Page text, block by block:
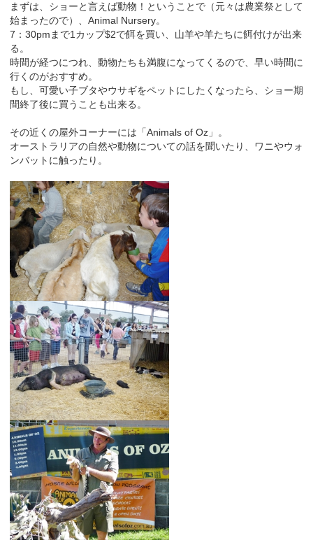
まずは、ショーと言えば動物！ということで（元々は農業祭として
始まったので）、Animal Nursery。
7：30pmまで1カップ$2で餌を買い、山羊や羊たちに餌付けが出来
る。
時間が経つにつれ、動物たちも満腹になってくるので、早い時間に
行くのがおすすめ。
もし、可愛い子ブタやウサギをペットにしたくなったら、ショー期
間終了後に買うことも出来る。
その近くの屋外コーナーには「Animals of Oz」。
オーストラリアの自然や動物についての話を聞いたり、ワニやウォ
ンバットに触ったり。